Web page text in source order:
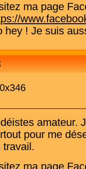
ma page
hey ! Je suis
amateur.
pour me
travail.